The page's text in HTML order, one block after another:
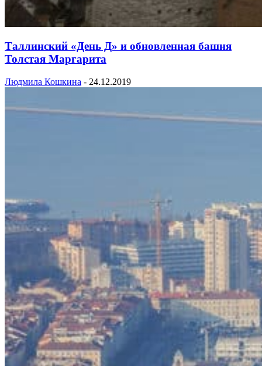
Таллинский «День Д» и обновленная башня
Толстая Маргарита
Людмила Кошкина - 24.12.2019